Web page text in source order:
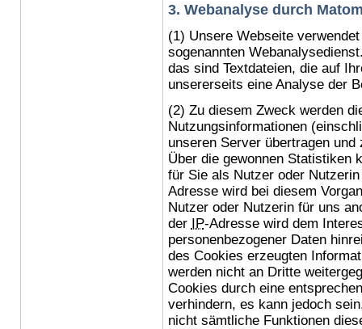
3. Webanalyse durch
(1) Unsere Webseite
sogenannten
das sind Textdateien, die auf
unsererseits eine Analyse der
(2) Zu diesem Zweck werden
Nutzungsinformationen
unseren Server übertragen
Über die gewonnen Statistiken
für Sie als Nutzer oder
Adresse wird bei diesem
Nutzer oder Nutzerin für uns
der IP-Adresse wird dem
personenbezogener Daten
des Cookies erzeugten
werden nicht an Dritte
Cookies durch eine
verhindern, es kann jedoch
nicht sämtliche Funktionen